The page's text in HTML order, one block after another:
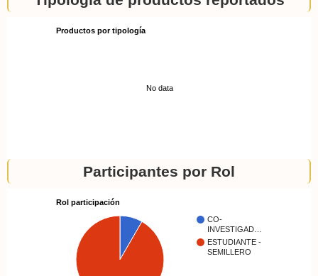
Productos por tipología
No data
Participantes por Rol
Rol participación
CO-
INVESTIGAD…
ESTUDIANTE -
SEMILLERO